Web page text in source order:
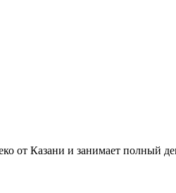
от Казани и занимает полный